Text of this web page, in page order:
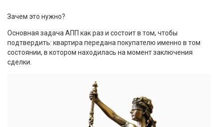
Зачем это нужно?
Основная задача АПП как раз и состоит в том, чтобы
подтвердить: квартира передана покупателю именно в том
состоянии, в котором находилась на момент заключения
сделки.